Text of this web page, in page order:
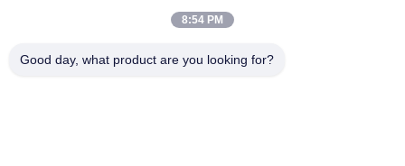
Enige het Document van de Muuraluminium Met een laag
8:54 PM
Good day, what product are you looking for?